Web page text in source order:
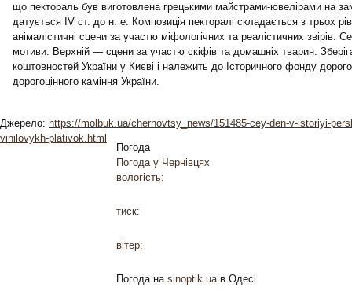
що пектораль був виготовлена грецькими майстрами-ювелірами на
датується IV ст. до н. е. Композиція пекторалі складається з трьох
анімалістичні сцени за участю міфологічних та реалістичних звірів.
мотиви. Верхній — сцени за участю скіфів та домашніх тварин.
коштовностей України у Києві і належить до Історичного фонду
дорогоцінного каміння України.
Джерело: https://molbuk.ua/chernovtsy_news/151485-cey-den-v-istoriyi-
vinilovykh-plativok.html
Погода
Погода у Чернівцях
вологість:
тиск:
вітер:
Погода на sinoptik.uaв Одесі